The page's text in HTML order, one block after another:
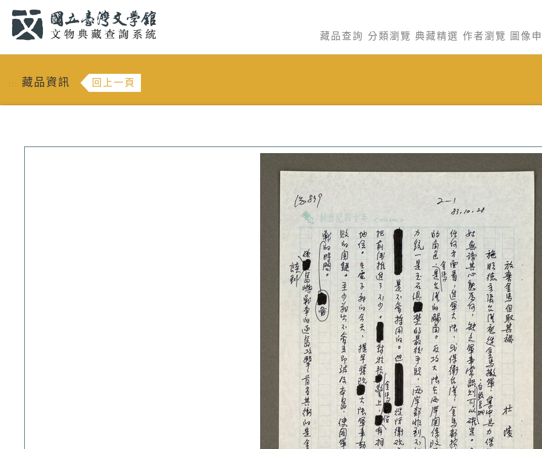
藏品查詢 分類瀏覽 典藏精選 作者瀏覽 圖像
::: 藏品資訊 回上一頁